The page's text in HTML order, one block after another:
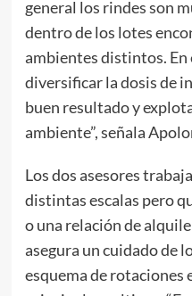
general los rindes son
dentro de los lotes
ambientes distintos. En
diversificar la dosis de
buen resultado y
ambiente”, señala
Los dos asesores
distintas escalas pero
o una relación de
asegura un cuidado de
esquema de rotaciones